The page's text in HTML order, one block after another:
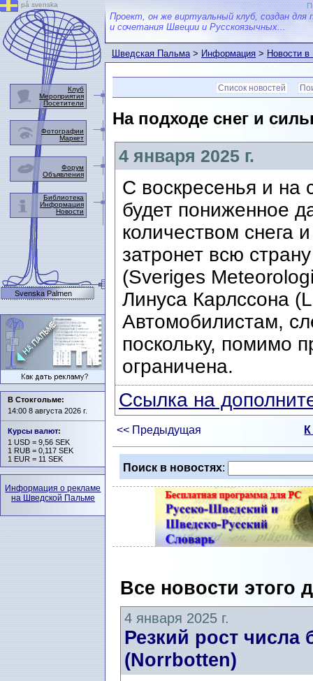
Проект, он же виртуальный клуб, создан для
и сочетания Швеции и Русскоязычных...
Шведская Пальма>Информация>Новости
Список новостей
На подходе снег и
4 января 2025 г.
С воскресенья и
будет пониженное
количеством снега
затронет всю
(Sveriges
Линуса Карлссона
Автомобилистам,
поскольку, помимо
ограничена.
Ссылка на
<< Предыдущая
Поиск в новостях:
Все новости этого
4 января 2025 г.
Резкий рост числа
(Norrbotten)
på svenska
Клуб
Мероприятия
Посетители
Фотографии
Маркет
Форум
Объявления
Библиотека
Информация
Новости
Svenska Palmen
В Стокгольме:
14:00 8 августа 2026 г.
Курсы валют:
1 USD = 9,56 SEK
1 RUB = 0,117 SEK
1 EUR = 11 SEK
Информация о рекламе
на Шведской Пальме